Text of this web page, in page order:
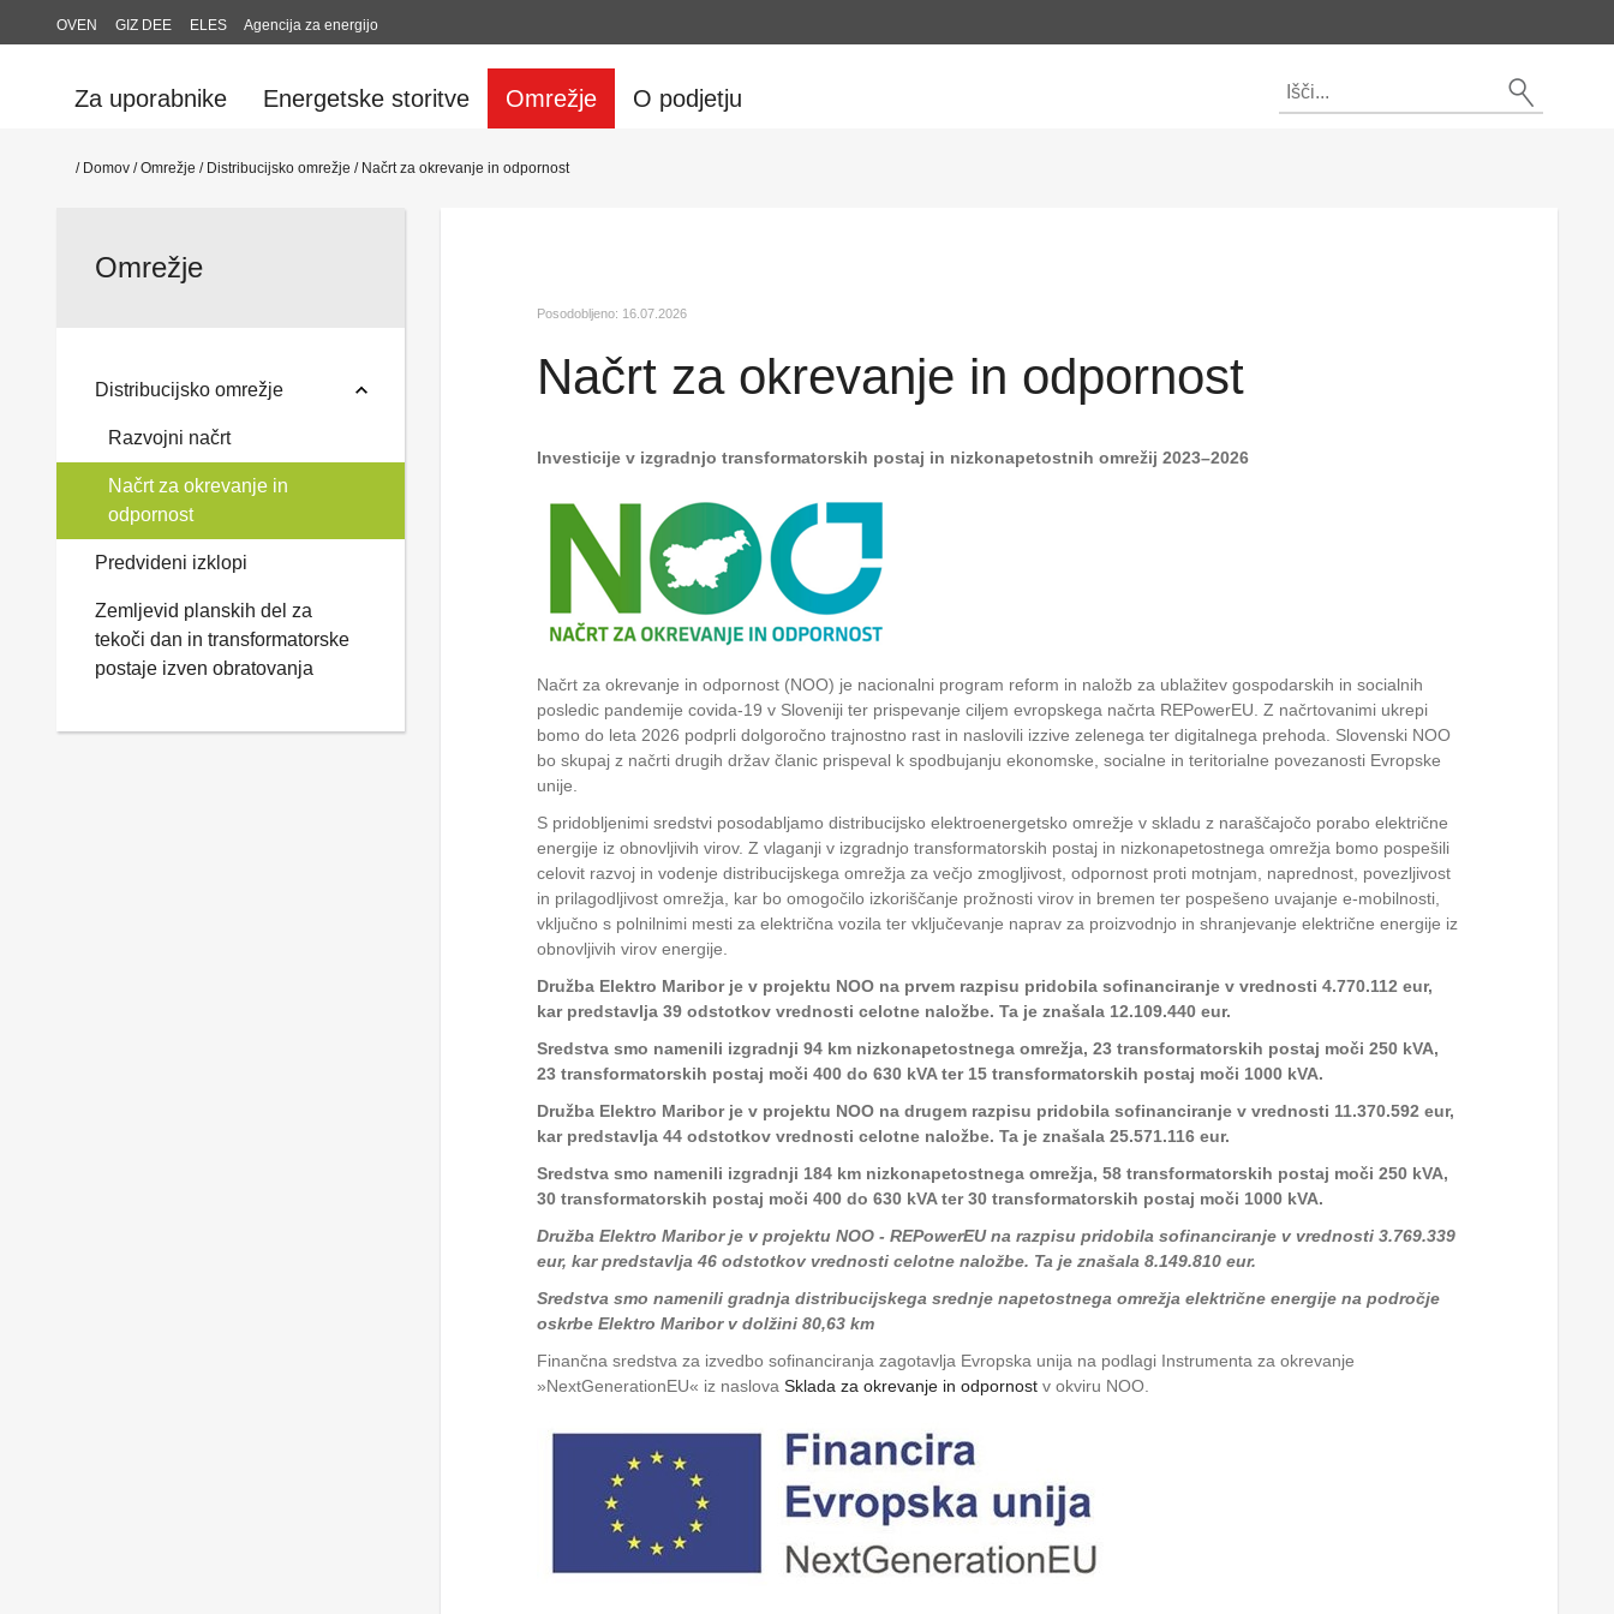
OVEN GIZ DEE ELES Agencija za energijo
Za uporabnike Energetske storitve Omrežje O podjetju
/ Domov /Omrežje / Distribucijsko omrežje / Načrt za okrevanje in odpornost
Omrežje
Distribucijsko omrežje
Razvojni načrt
Načrt za okrevanje in
odpornost
Predvideni izklopi
Zemljevid planskih del za
tekoči dan in transformatorske
postaje izven obratovanja
Posodobljeno: 16.07.2026
Načrt za okrevanje in odpornost
Investicije v izgradnjo transformatorskih postaj in nizkonapetostnih omrežij 2023–2026
Načrt za okrevanje in odpornost (NOO) je nacionalni program reform in naložb za ublažitev gospodarskih in socialnih
posledic pandemije covida-19 v Sloveniji ter prispevanje ciljem evropskega načrta REPowerEU. Z načrtovanimi ukrepi
bomo do leta 2026 podprli dolgoročno trajnostno rast in naslovili izzive zelenega ter digitalnega prehoda. Slovenski NOO
bo skupaj z načrti drugih držav članic prispeval k spodbujanju ekonomske, socialne in teritorialne povezanosti Evropske
unije.
S pridobljenimi sredstvi posodabljamo distribucijsko elektroenergetsko omrežje v skladu z naraščajočo porabo električne
energije iz obnovljivih virov. Z vlaganji v izgradnjo transformatorskih postaj in nizkonapetostnega omrežja bomo pospešili
celovit razvoj in vodenje distribucijskega omrežja za večjo zmogljivost, odpornost proti motnjam, naprednost, povezljivost
in prilagodljivost omrežja, kar bo omogočilo izkoriščanje prožnosti virov in bremen ter pospešeno uvajanje e-mobilnosti,
vključno s polnilnimi mesti za električna vozila ter vključevanje naprav za proizvodnjo in shranjevanje električne energije iz
obnovljivih virov energije.
Družba Elektro Maribor je v projektu NOO na prvem razpisu pridobila sofinanciranje v vrednosti 4.770.112 eur,
kar predstavlja 39 odstotkov vrednosti celotne naložbe. Ta je znašala 12.109.440 eur.
Sredstva smo namenili izgradnji 94 km nizkonapetostnega omrežja, 23 transformatorskih postaj moči 250 kVA,
23 transformatorskih postaj moči 400 do 630 kVA ter 15 transformatorskih postaj moči 1000 kVA.
Družba Elektro Maribor je v projektu NOO na drugem razpisu pridobila sofinanciranje v vrednosti 11.370.592 eur,
kar predstavlja 44 odstotkov vrednosti celotne naložbe. Ta je znašala 25.571.116 eur.
Sredstva smo namenili izgradnji 184 km nizkonapetostnega omrežja, 58 transformatorskih postaj moči 250 kVA,
30 transformatorskih postaj moči 400 do 630 kVA ter 30 transformatorskih postaj moči 1000 kVA.
Družba Elektro Maribor je v projektu NOO - REPowerEU na razpisu pridobila sofinanciranje v vrednosti 3.769.339
eur, kar predstavlja 46 odstotkov vrednosti celotne naložbe. Ta je znašala 8.149.810 eur.
Sredstva smo namenili gradnja distribucijskega srednje napetostnega omrežja električne energije na področje
oskrbe Elektro Maribor v dolžini 80,63 km
Finančna sredstva za izvedbo sofinanciranja zagotavlja Evropska unija na podlagi Instrumenta za okrevanje
»NextGenerationEU« iz naslova Sklada za okrevanje in odpornost v okviru NOO.